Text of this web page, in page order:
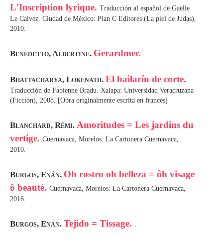
L'Inscription lyrique. Traducción al español de Gaëlle
Le Calvez. Ciudad de México: Plan C Editores (La piel de Judas),
2010.
Benedetto, Albertine. Gerardmer. .
Bhattacharya, Lokenath. El bailarín de corte.
Traducción de Fabienne Bradu. Xalapa: Universidad Veracruzana
(Ficción), 2008. [Obra originalmente escrita en francés]
Blanchard, Rémi. Amoritudes = Les jardins du
vertige. Cuernavaca, Morelos: La Cartonera Cuernavaca,
2010.
Burgos, Enán. Oh rostro oh belleza = ôh visage
ô beauté. Cuernavaca, Morelos: La Cartonera Cuernavaca,
2016.
Burgos, Enán. Tejido = Tissage. .